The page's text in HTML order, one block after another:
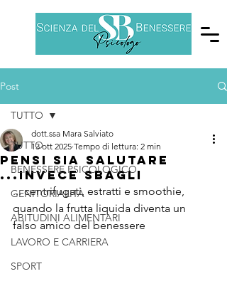
Post
TUTTO
BENESSERE PSICOLOGICO
GENITORIALITÀ
ABITUDINI ALIMENTARI
LAVORO E CARRIERA
SPORT
TUTTO
Pensi sia salutare
...invece sbagli
dott.ssa Mara Salviato
13 ott 2025 Tempo di lettura: 2 min
... centrifugati, estratti e smoothie,
quando la frutta liquida diventa un
falso amico del benessere